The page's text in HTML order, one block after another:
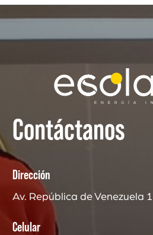
Contáctanos
Dirección
Av. República de Venezuela
Celular